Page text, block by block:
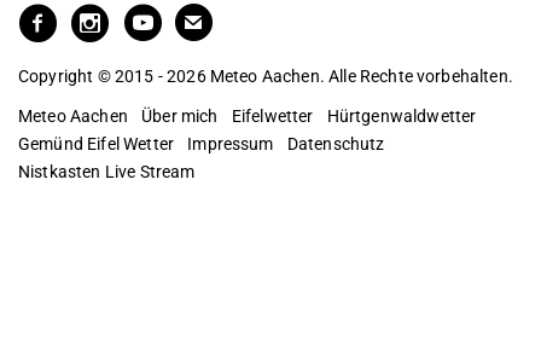
Copyright © 2015 - 2026 Meteo Aachen. Alle Rechte vorbehalten.
Meteo Aachen Über mich Eifelwetter
Hürtgenwaldwetter
Gemünd Eifel Wetter
Impressum
Datenschutz
Nistkasten Live Stream